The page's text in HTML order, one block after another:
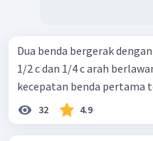
Dua benda bergerak
1/2 c dan 1/4 c arah
kecepatan benda pertama
32 4.9